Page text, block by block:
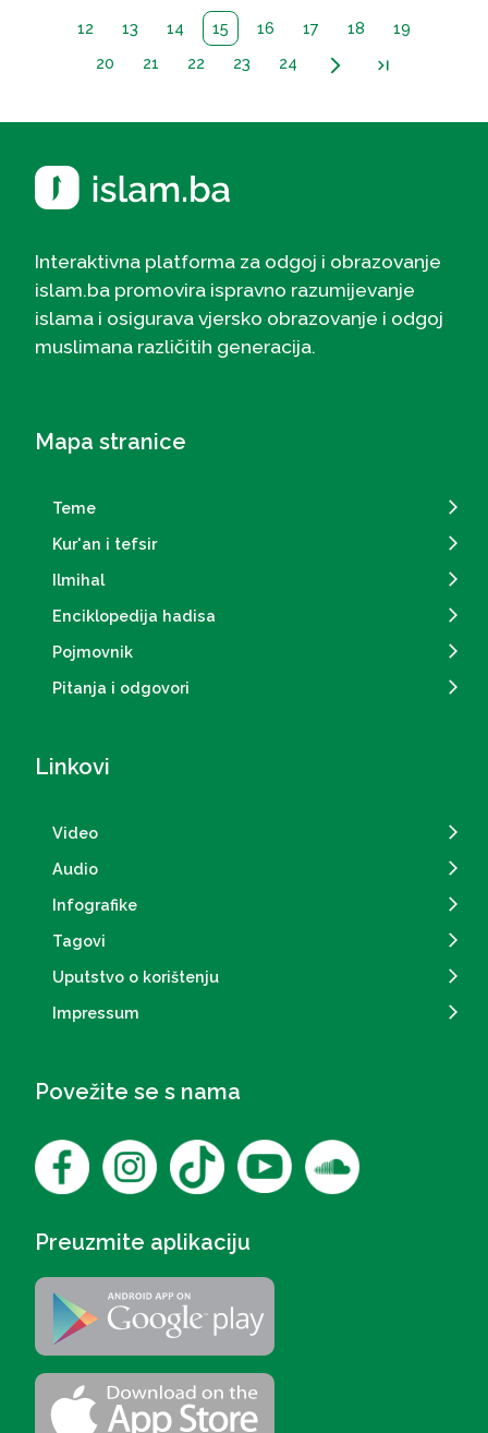
12 13 14 15 16 17 18
19
20
21 22 23 24 arrow_forward_ios last_page
Interaktivna platforma za odgoj i obrazovanje
islam.ba promovira ispravno razumijevanje
islama i osigurava vjersko obrazovanje i odgoj
muslimana različitih generacija.
Mapa stranice
Teme
Kur'an i tefsir
Ilmihal
Enciklopedija hadisa
Pojmovnik
Pitanja i odgovori
Linkovi
Video
Audio
Infografike
Tagovi
Uputstvo o korištenju
Impressum
Povežite se s nama
Preuzmite aplikaciju